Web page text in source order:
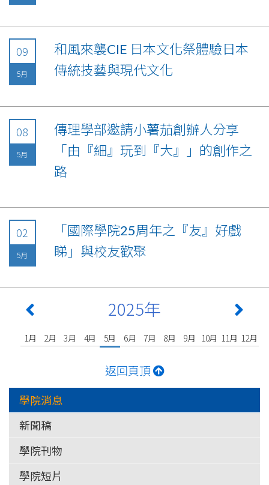
09
5月
和風來襲CIE 日本文化祭體驗日本
傳統技藝與現代文化
08
5月
傳理學部邀請小薯茄創辦人分享
「由『細』玩到『大』」的創作之
路
02
5月
「國際學院25周年之『友』好戲
睇」與校友歡聚
2025年
1月 2月 3月 4月 5月 6月 7月 8月 9月 10月 11月 12月
返回頁頂
學院消息
新聞稿
學院刊物
學院短片